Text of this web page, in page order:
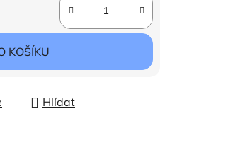
KOŠÍKU
Hlídat